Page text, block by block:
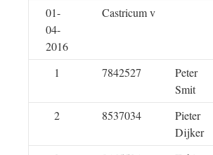
01-
04-
2016
Castricum v
1 7842527
Peter
Smit
2 8537034
Pieter
Dijker